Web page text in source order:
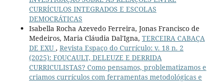
CURRÍCULOS INTEGRADOS E ESCOLAS
DEMOCRÁTICAS
Isabella Rocha Azevedo Ferreira, Jonas Francisco de
Medeiros, Maria Cláudia Dal'Igna, TERCEIRA CABAÇA
DE EXU , Revista Espaço do Currículo: v. 18 n. 2
(2025): FOUCAULT, DELEUZE E DERRIDA
CURRICULISTAS? Como pensamos, problematizamos e
criamos currículos com ferramentas metodológicas e